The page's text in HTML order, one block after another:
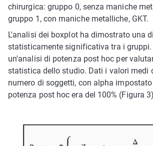
chirurgica: gruppo 0, senza maniche
gruppo 1, con maniche metalliche, GKT.
L'analisi dei boxplot ha dimostrato una
statisticamente significativa tra i gruppi.
un'analisi di potenza post hoc per
statistica dello studio. Dati i valori medi
numero di soggetti, con alpha impostato
potenza post hoc era del 100% (Figura